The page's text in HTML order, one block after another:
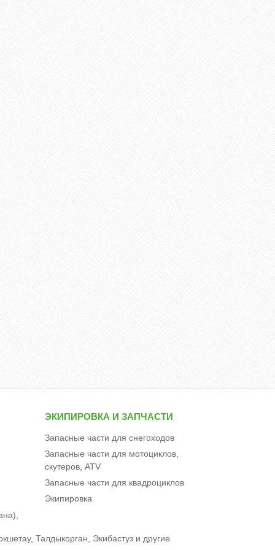
ЭКИПИРОВКА И ЗАПЧАСТИ
Запасные части для снегоходов
Запасные части для мотоциклов,
скутеров, ATV
Запасные части для квадроциклов
Экипировка
Талдыкорган, Экибастуз и другие